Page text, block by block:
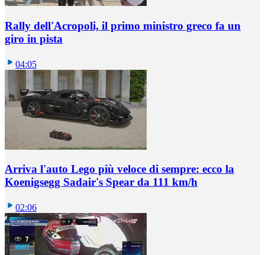
Rally dell'Acropoli, il primo ministro greco fa un
giro in pista
04:05
Arriva l'auto Lego più veloce di sempre: ecco la
Koenigsegg Sadair's Spear da 111 km/h
02:06